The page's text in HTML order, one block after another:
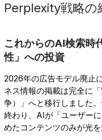
Perplexity戦略の
これからのAI検索時
性」への投資
2026年の広告モデル廃止
ネス情報の掲載は完全に
争）」へと移行しました
終わり、AIが「ユーザー
めたコンテンツのみが光を